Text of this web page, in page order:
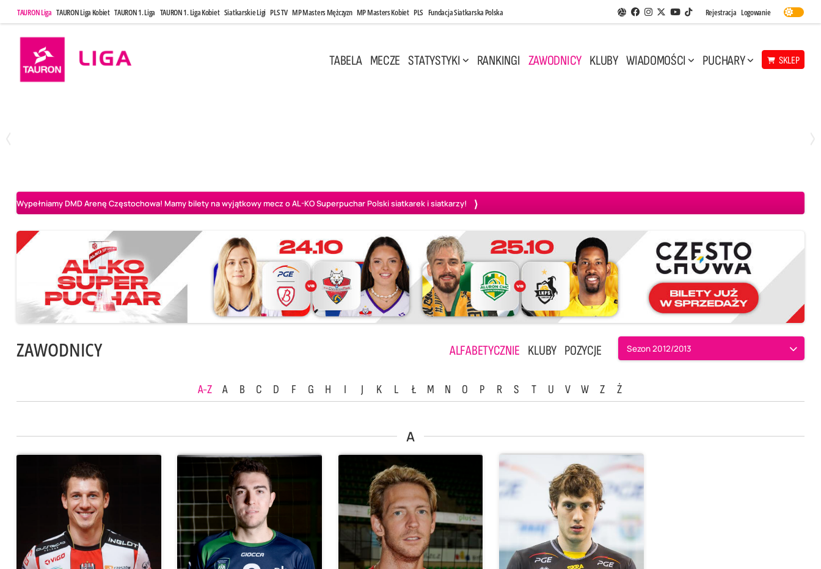
TAURON Liga TAURON Liga Kobiet TAURON 1. Liga TAURON 1. Liga Kobiet Siatkarskie Ligi PLS TV MP Masters Mężczyzn MP Masters Kobiet PLS Fundacja Siatkarska Polska Aplikacja Siatkarskie Ligi
Facebook
Instagram
Twitter
Youtube
TikTok
Rejestracja Logowanie
TABELA MECZE STATYSTYKI RANKINGI ZAWODNICY KLUBY WIADOMOŚCI PUCHARY SKLEP
Wypełniamy DMD Arenę Częstochowa! Mamy bilety na wyjątkowy mecz o AL-KO Superpuchar Polski siatkarek i siatkarzy!
ZAWODNICY ALFABETYCZNIE KLUBY POZYCJE Sezon 2012/2013
A-Z A B C D F G H I J K L Ł M N O P R S T U V W Z Ż
A